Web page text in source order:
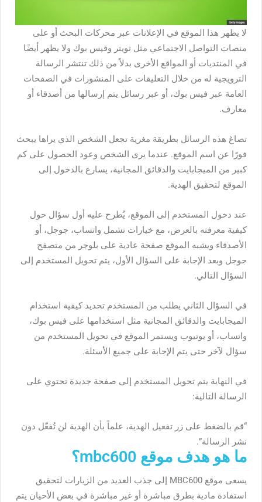
لا يظهر هذا الموقع في الإعلانات عبر محركات البحث أو على
منصات التواصل الاجتماعي مثل تويتر وفيس بوك ولا يظهر أيضًا
في المنتديات أو المواقع الأخرى بدلاً من ذلك تنتشر الرسالة
الترويجية له من خلال التعليقات على المنشورات في الصفحات
العامة عبر فيس بوك، أو عبر رسائل يتم إرسالها من أصدقاء أو
معارف.
تصاغ هذه الرسائل بطريقة مغرية تجعل الشخص الذي يراها يبحث
فورًا عن اسم الموقع. عندما يرى الشخص وعود الحصول على كم
كبير من الميجابايت والدقائق المجانية، يسارع بالدخول إلى
الموقع لتحقيق الهدية.
عند دخول المستخدم إلى الموقع، يُطرح عليه أول سؤال حول
كيفية معرفته بالعرض، مع خيارات تشمل واتساب، جوجل، أو
الأصدقاء ويشبه الموقع صفحة عادية على بلوجر من متصفح
جوجل وبعد الإجابة على السؤال الأول، يتم تحويل المستخدم إلى
السؤال التالي.
في السؤال الثاني يطلب من المستخدم تحديد كيفية استخدام
الميجابايت والدقائق المجانية مثل استخدامها على فيس بوك،
واتساب، أو يوتيوب ويستمر الموقع في تحويل المستخدم من
سؤال لآخر حتى يتم الإجابة على جميع الأسئلة.
في النهاية يتم تحويل المستخدم إلى صفحة جديدة تحتوي على
الرسالة التالية:
“قم بالضغط على زر تفعيل الهدية، علماً بأن الهدية لن تُفعّل دون
نشر الرسالة”.
ما هو هدف موقع mbc600؟
يسعى موقع MBC600 إلى جذب العديد من الزيارات لتحقيق
استفادة مادية بطرق مباشرة أو غير مباشرة في بعض الأحيان يتم